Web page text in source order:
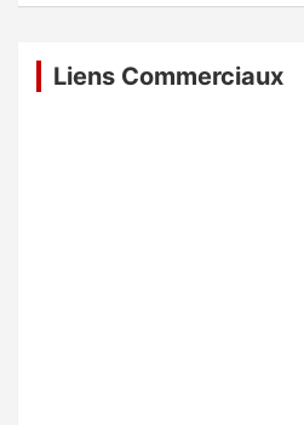
Liens Commerciaux